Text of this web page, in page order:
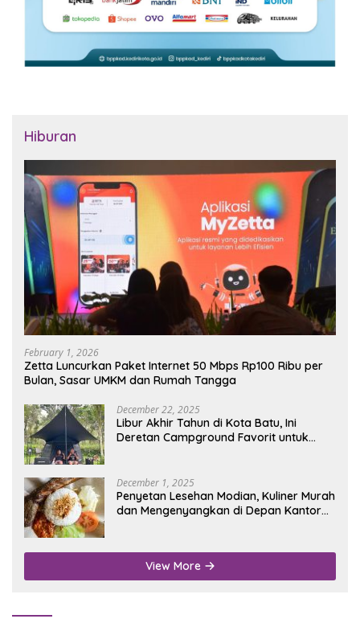
Hiburan
February 1, 2026
Zetta Luncurkan Paket Internet 50 Mbps Rp100 Ribu per
Bulan, Sasar UMKM dan Rumah Tangga
December 22, 2025
Libur Akhir Tahun di Kota Batu, Ini
Deretan Campground Favorit untuk
December 1, 2025
Penyetan Lesehan Modian, Kuliner Murah
dan Mengenyangkan di Depan Kantor
View More